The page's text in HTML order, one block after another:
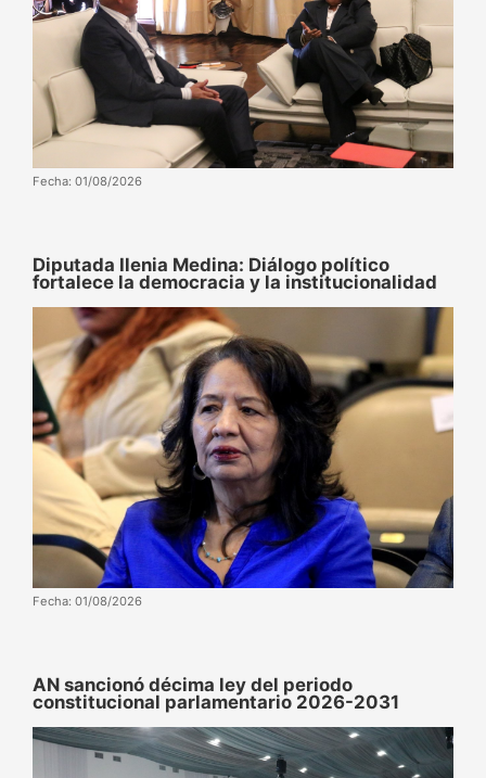
Fecha: 01/08/2026
Diputada Ilenia Medina: Diálogo político
fortalece la democracia y la institucionalidad
Fecha: 01/08/2026
AN sancionó décima ley del periodo
constitucional parlamentario 2026-2031